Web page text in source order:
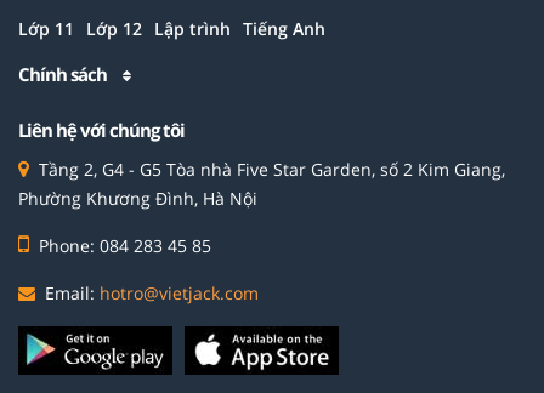
Lớp 11 Lớp 12 Lập trình Tiếng Anh
Chính sách
Liên hệ với chúng tôi
Tầng 2, G4 - G5 Tòa nhà Five Star Garden, số 2 Kim Giang,
Phường Khương Đình, Hà Nội
Phone: 084 283 45 85
Email: hotro@vietjack.com